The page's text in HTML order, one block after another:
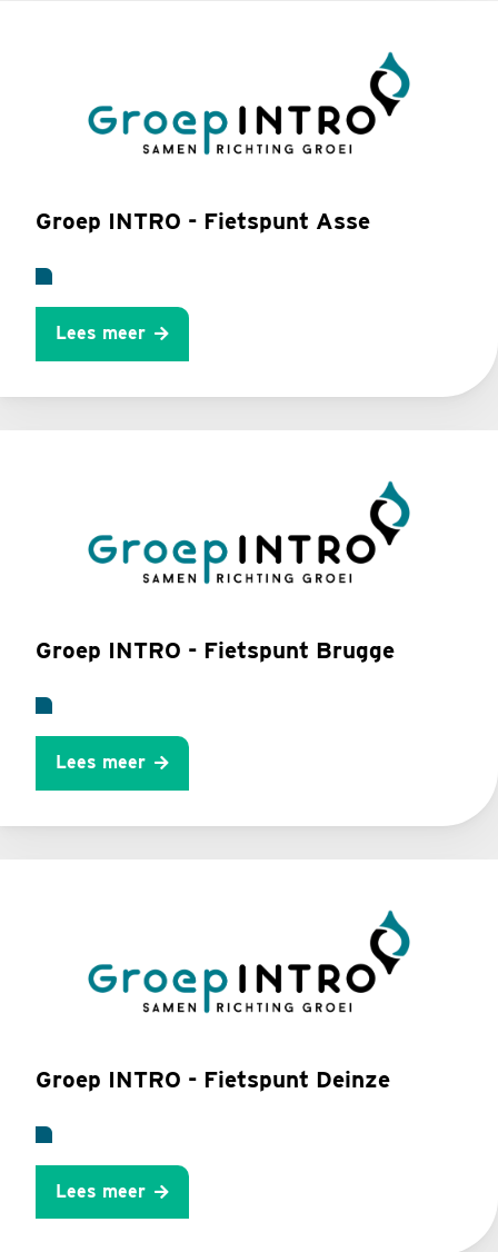
Groep INTRO - Fietspunt Asse
Lees meer
Groep INTRO - Fietspunt Brugge
Lees meer
Groep INTRO - Fietspunt Deinze
Lees meer